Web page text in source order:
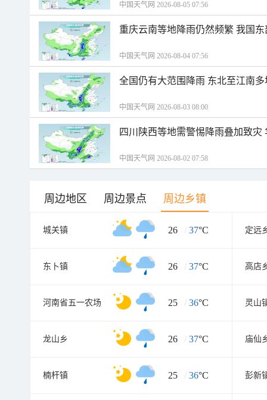
中国天气网 2026-08-05 07:56
重庆云南等地降雨仍然频繁 我国
中国天气网 2026-08-04 07:56
全国仍有大范围降雨 东北至江南
中国天气网 2026-08-03 08:00
四川陕西等地需警惕降雨叠加致
中国天气网 2026-08-02 07:58
周边地区 周边景点 周边乡镇
城关镇 26 / 37°C 定远
东卜镇 26 / 37°C 高店
河南省五一农场 25 / 36°C 灵山
龙山乡 26 / 37°C 庙仙
楠杆镇 25 / 36°C 彭新